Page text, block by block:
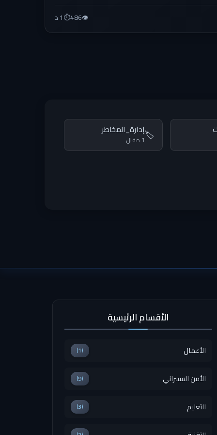
👁️
486
⏱️1 د
🏷️إدارة_المخاطر
1 مقال
الأقسام الرئيسية
الأعمال (1)
الأمن السيبراني (9)
التعليم (3)